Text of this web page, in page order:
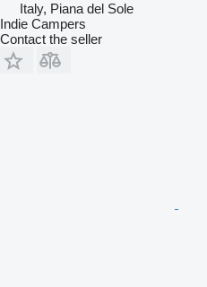
Italy, Piana del Sole
Indie Campers
Contact the seller